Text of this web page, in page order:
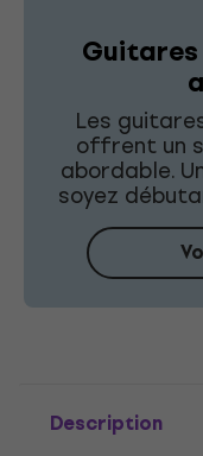
Les
offrent un
abordable.
soyez
Description